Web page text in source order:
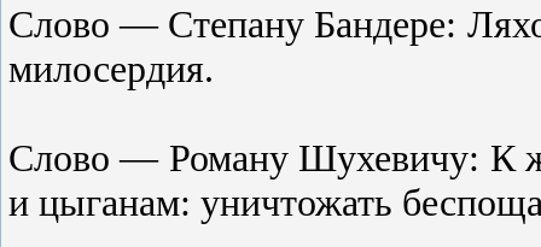
Слово — Степану Бандере:
милосердия.
Слово — Роману Шухевичу: К
и цыганам: уничтожать